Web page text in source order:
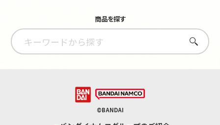
商品を探す
さがす
©BANDAI